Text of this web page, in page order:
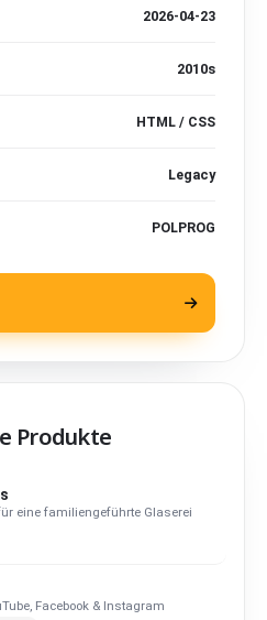
2026-04-23
2010s
HTML / CSS
Legacy
POLPROG
Produkte
eine familiengeführte Glaserei
Facebook & Instagram